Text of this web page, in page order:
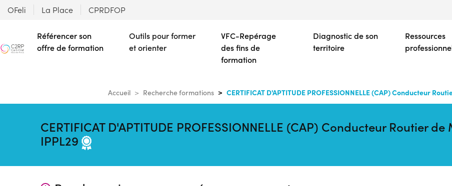
contenu
principal
OFeli La Place CPRDFOP
Référencer son
offre de formation
Outils pour former
et orienter
VFC-Repérage
des fins de
formation
Diagnostic de son
territoire
Ressources
Accueil Recherche formations CERTIFICAT D'APTITUDE PROFESSIONNELLE (CAP) Conducteur
CERTIFICAT D'APTITUDE PROFESSIONNELLE (CAP) Conducteur Routier
IPPL29